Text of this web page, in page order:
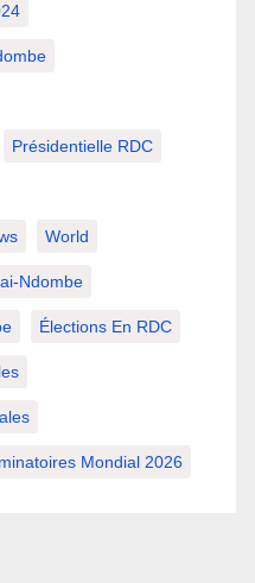
Présidentielle RDC
World
Ndombe
Élections En RDC
Mondial 2026